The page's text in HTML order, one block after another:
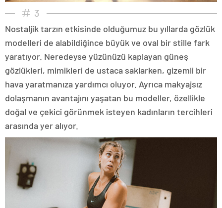
3
Nostaljik tarzın etkisinde olduğumuz bu yıllarda gözlük
modelleri de alabildiğince büyük ve oval bir stille fark
yaratıyor. Neredeyse yüzünüzü kaplayan güneş
gözlükleri, mimikleri de ustaca saklarken, gizemli bir
hava yaratmanıza yardımcı oluyor. Ayrıca makyajsız
dolaşmanın avantajını yaşatan bu modeller, özellikle
doğal ve çekici görünmek isteyen kadınların tercihleri
arasında yer alıyor.